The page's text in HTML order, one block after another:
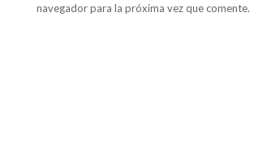
navegador para la próxima vez que comente.